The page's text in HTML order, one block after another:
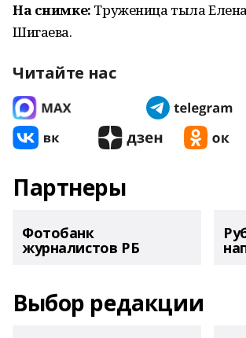
На снимке: Труженица тыла
Шигаева.
Читайте нас
Партнеры
Фотобанк
журналистов РБ
Выбор редакции